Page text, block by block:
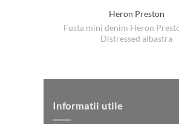
Heron Preston
Fusta mini denim Heron
Distressed albastra
Informatii utile